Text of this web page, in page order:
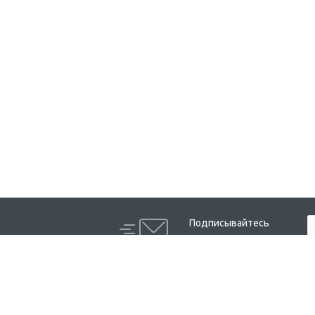
Подписывайтесь
на новости и акции: